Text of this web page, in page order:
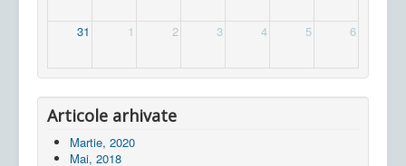
31 1 2 3 4 5 6
Articole arhivate
Martie, 2020
Mai, 2018